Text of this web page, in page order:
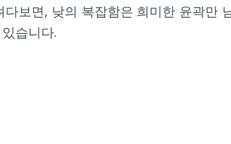
보면, 낮의 복잡함은 희미한 윤곽만
습니다.